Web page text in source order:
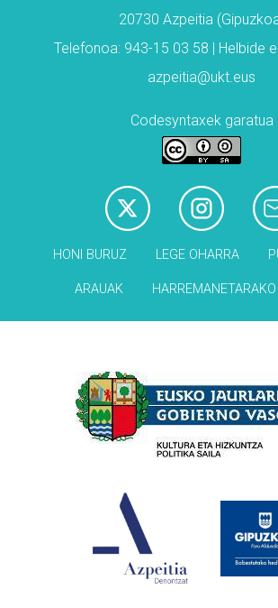
20730 Azpeitia
Telefonoa: 943-15 03 58 | Helbide
azpeitia@ukt.eus
Codesyntaxek garatua
HONI BURUZ LEGE OHARRA
ARAUAK HARREMANETARAKO